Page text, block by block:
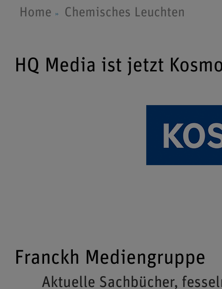
Home Chemisches Leuchten
HQ Media ist jetzt
Franckh Mediengruppe
Aktuelle Sachbücher,